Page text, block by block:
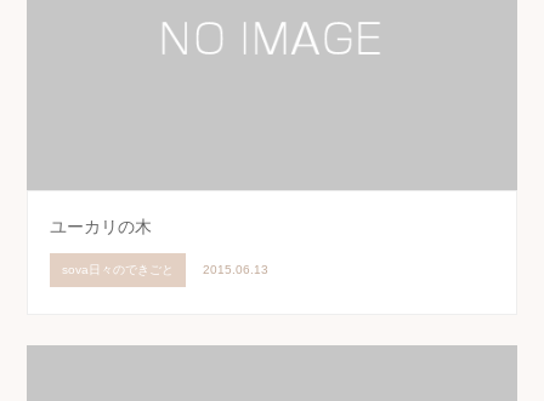
ユーカリの木
sova日々のできごと 2015.06.13